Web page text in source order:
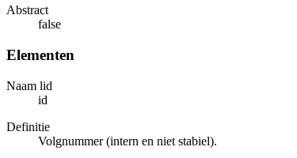
Abstract
false
Elementen
Naam lid
id
Definitie
Volgnummer (intern en niet stabiel).